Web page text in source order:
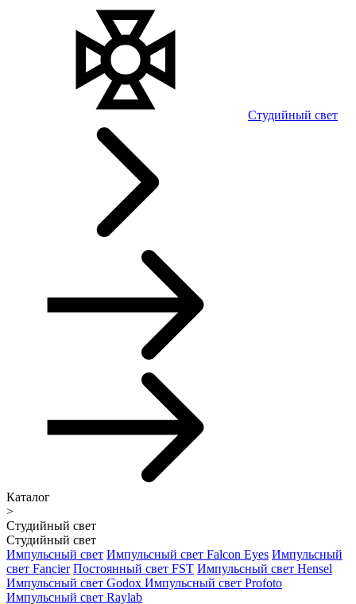
Студийный свет
Каталог
>
Студийный свет
Студийный свет
Импульсный свет Импульсный свет Falcon Eyes Импульсный
свет Fancier Постоянный свет FST Импульсный свет Hensel
Импульсный свет Godox Импульсный свет Profoto
Импульсный свет Raylab